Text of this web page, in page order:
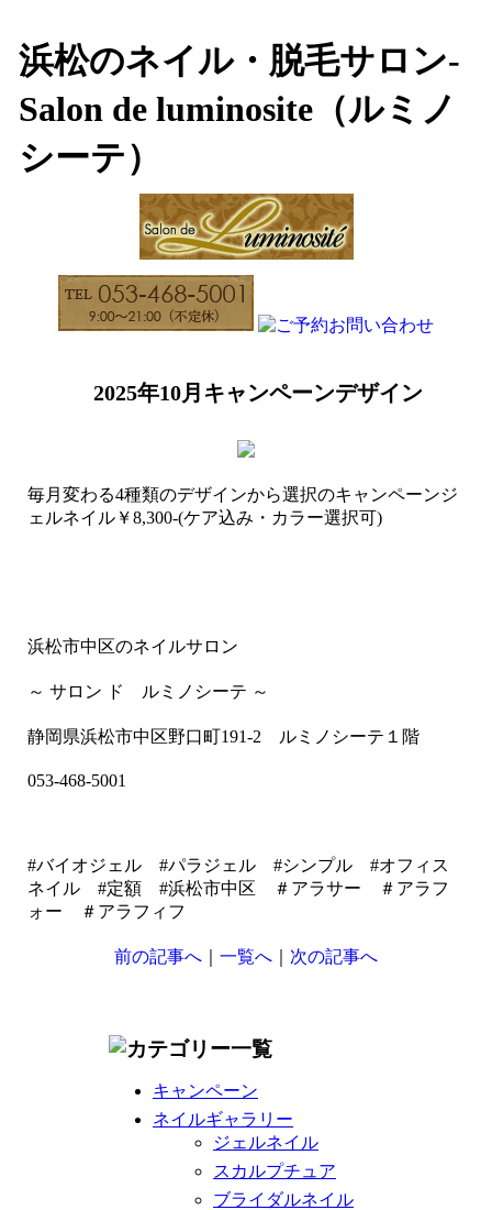
浜松のネイル・脱毛サロン-
Salon de luminosite（ルミノ
シーテ）
2025年10月キャンペーンデザイン
毎月変わる4種類のデザインから選択のキャンペーンジ
ェルネイル￥8,300-(ケア込み・カラー選択可)
浜松市中区のネイルサロン
～ サロン ド ルミノシーテ ～
静岡県浜松市中区野口町191-2 ルミノシーテ１階
053-468-5001
#バイオジェル #パラジェル #シンプル #オフィス
ネイル #定額 #浜松市中区 ＃アラサー ＃アラフ
ォー ＃アラフィフ
前の記事へ 一覧へ 次の記事へ
キャンペーン
ネイルギャラリー
ジェルネイル
スカルプチュア
ブライダルネイル